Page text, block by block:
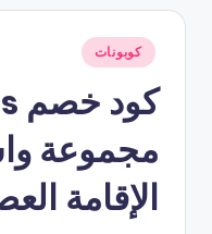
نُشر
في
كوبونات
مجموعة
الإقامة